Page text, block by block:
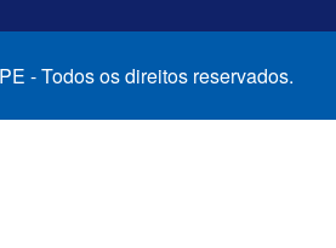
- Todos os direitos reservados.